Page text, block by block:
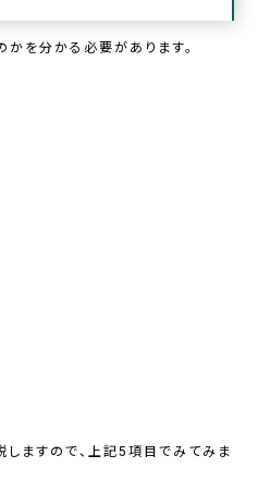
かを分かる必要があります。
しますので、上記5項目でみてみま